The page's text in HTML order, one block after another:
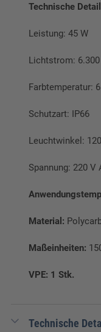
Technische
Leistung: 45 W
Lichtstrom:
Farbtemperatur:
Schutzart: IP66
Leuchtwinkel:
Spannung: 220 V
Material:
Maßeinheiten:
VPE: 1 Stk.
Technische